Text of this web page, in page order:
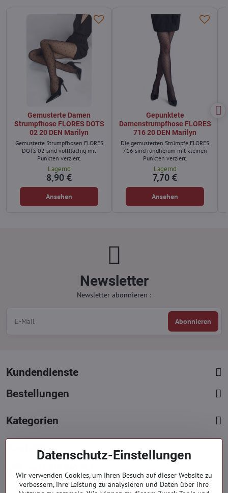
Gemusterte Damen
Strumpfhose FLORES DOTS
02 20 DEN Marilyn
Gemusterte Strumpfhosen FLORES
DOTS 02 sind vollflächig mit
Punkten verziert.
Lagernd
8,90 €
Ansehen
Gepunktete
Damenstrumpfhose FLORES
716 20 DEN Marilyn
Die gemusterten Strümpfe FLORES
716 sind rundherum mit kleinen
Punkten verziert.
Lagernd
7,70 €
Ansehen
Newsletter
Newsletter abonnieren :
Abonnieren
Kundendienste
Bestellungen
Kategorien
Kontakte
Mont. - Freit. : 09:00 - 15:00 hod.
Datenschutz-Einstellungen
Wir verwenden Cookies, um Ihren Besuch auf dieser Website zu
verbessern, ihre Leistung zu analysieren und Daten über ihre